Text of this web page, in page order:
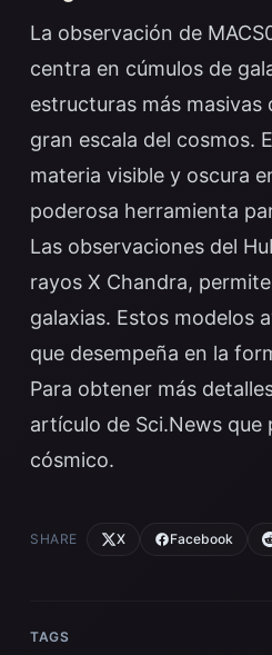
La observación de
centra en cúmulos de
estructuras más
gran escala del cosmos.
materia visible y oscura
poderosa herramienta
Las observaciones del
rayos X Chandra,
galaxias. Estos modelos
que desempeña en la
Para obtener más
artículo de Sci.News que
cósmico.
SHARE X Facebook
TAGS